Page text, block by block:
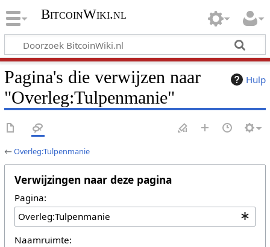
BitcoinWiki.nl
Hulp
Pagina's die verwijzen naar
"Overleg:Tulpenmanie"
←Overleg:Tulpenmanie
Verwijzingen naar deze pagina
Pagina:
Naamruimte: